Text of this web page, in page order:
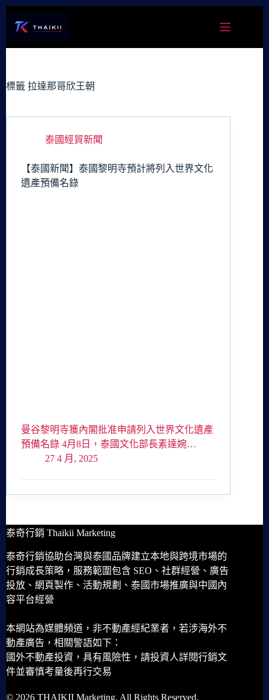
容
標籤 拉達那哥欣王朝
泰國經貿新聞
【泰國新聞】泰國黎明寺預計將列入世界文化
遺產預備名錄
曼谷黎明寺獲內閣批准申請列入世界文化遺產
預備名錄 4月8日，泰國文化部長素達婉…
27 4 月, 2025
泰奇行銷 Thaikii Marketing
泰奇行銷協助台灣與泰國品牌建立本地與跨境市場的
行銷成長策略，服務範圍包含 SEO、社群經營、廣告
投放、網頁製作、活動規劃、泰國市場推廣與中國內
容平台經營
本網站為媒體頻道，非不動產經紀業者，若涉海外不
動產廣告，相關警語如下：
國外不動產投資，具有風險性，請投資人詳閱行銷文
件並審慎考量後再行交易
© 2026 THAIKII Marketing. All Rights Reserved.